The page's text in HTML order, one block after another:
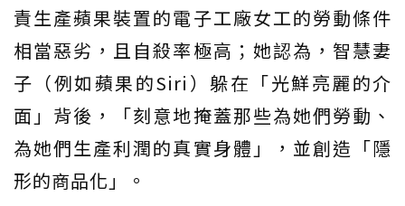
責生產蘋果裝置的電子工廠女工的勞動條件
相當惡劣，且自殺率極高；她認為，智慧妻
子（例如蘋果的Siri）躲在「光鮮亮麗的介
面」背後，「刻意地掩蓋那些為她們勞動、
為她們生產利潤的真實身體」，並創造「隱
形的商品化」。